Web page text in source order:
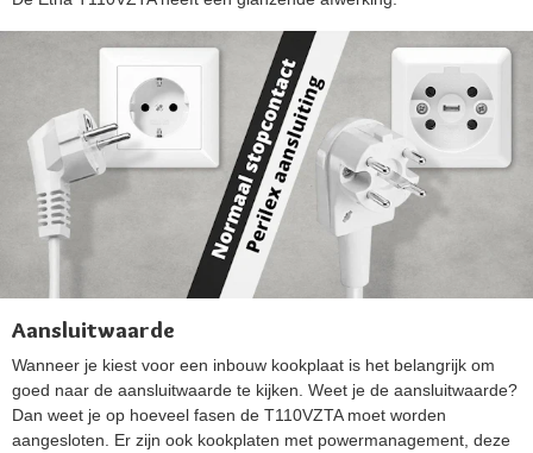
Aansluitwaarde
Wanneer je kiest voor een inbouw kookplaat is het belangrijk om
goed naar de aansluitwaarde te kijken. Weet je de aansluitwaarde?
Dan weet je op hoeveel fasen de T110VZTA moet worden
aangesloten. Er zijn ook kookplaten met powermanagement, deze